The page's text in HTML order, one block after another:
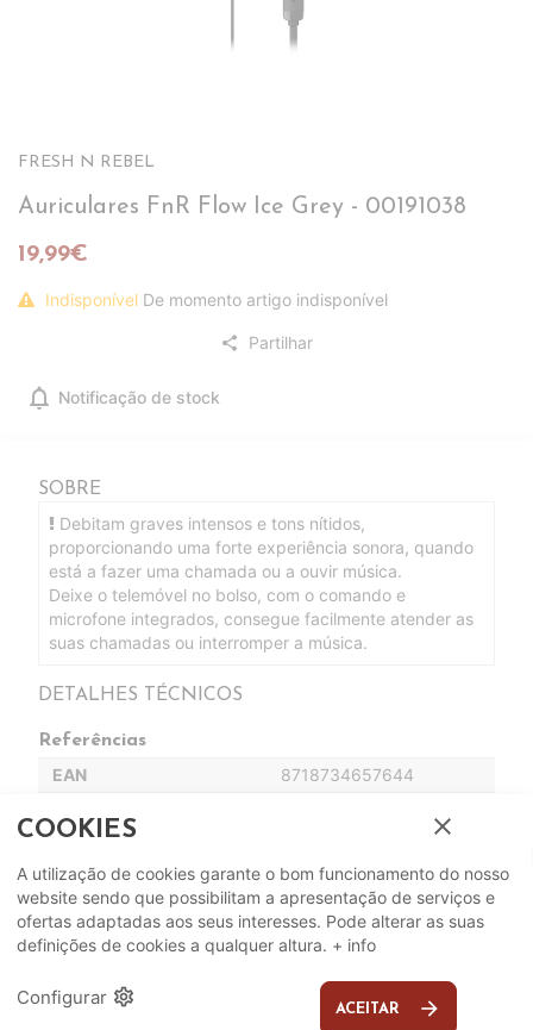
FRESH N REBEL
Auriculares FnR Flow Ice Grey - 00191038
19,99€
Indisponível De momento artigo indisponível
share Partilhar
notifications Notificação de stock
SOBRE
Debitam graves intensos e tons nítidos,
proporcionando uma forte experiência sonora, quando
está a fazer uma chamada ou a ouvir música.
Deixe o telemóvel no bolso, com o comando e
microfone integrados, consegue facilmente atender as
suas chamadas ou interromper a música.
DETALHES TÉCNICOS
Referências
EAN 8718734657644
Complete o seu ambiente
COOKIES close
A utilização de cookies garante o bom funcionamento do nosso
website sendo que possibilitam a apresentação de serviços e
ofertas adaptadas aos seus interesses. Pode alterar as suas
definições de cookies a qualquer altura. + info
Configurar settings ACEITAR arrow_forward